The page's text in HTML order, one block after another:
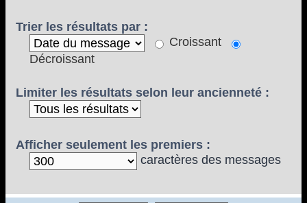
Trier les résultats par :
Croissant
Décroissant
Limiter les résultats selon leur ancienneté :
Afficher seulement les premiers :
caractères des messages